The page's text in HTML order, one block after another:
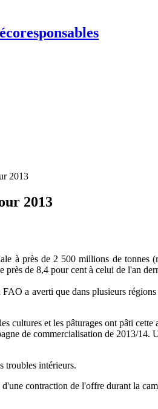
2013
2013
à près de 2 500 millions de tonnes
près de 8,4 pour cent à celui de l'an
a averti que dans plusieurs
et les pâturages ont pâti cette
de commercialisation de 2013/14.
troubles intérieurs.
contraction de l'offre durant la